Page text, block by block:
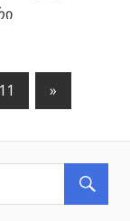
11
Next
Posts
»